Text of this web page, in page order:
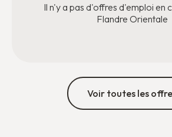
Il n'y a pas d'offres d'emploi en
Flandre Orientale
Voir toutes les